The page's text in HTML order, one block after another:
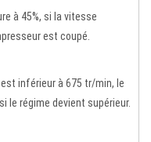
à 45%, si la vitesse
est coupé.
inférieur à 675 tr/min, le
le régime devient supérieur.